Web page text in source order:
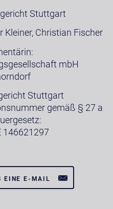
Stuttgart
Christian Fischer
mbH
Stuttgart
gemäß § 27 a
146621297
EINE E-MAIL